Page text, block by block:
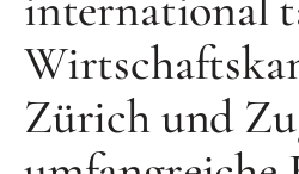
Zürich und